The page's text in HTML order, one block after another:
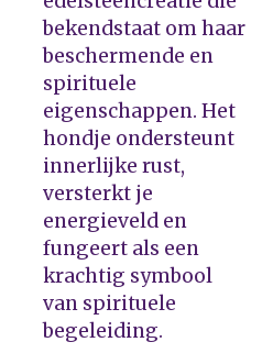
bekendstaat om haar
beschermende en
spirituele
eigenschappen. Het
hondje ondersteunt
innerlijke rust,
versterkt je
energieveld en
fungeert als een
krachtig symbool
van spirituele
begeleiding.